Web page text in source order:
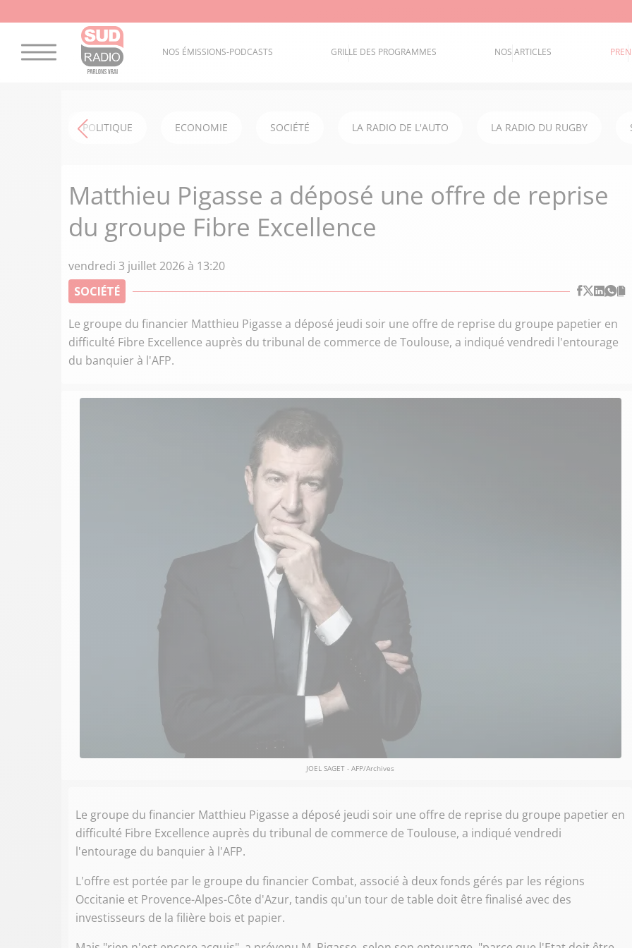
NOS ÉMISSIONS-PODCASTS GRILLE DES PROGRAMMES NOS ARTICLES
POLITIQUE ECONOMIE SOCIÉTÉ LA RADIO DE L'AUTO LA RADIO DU RUGBY
Matthieu Pigasse a déposé une offre de reprise
du groupe Fibre Excellence
vendredi 3 juillet 2026 à 13:20
SOCIÉTÉ
Le groupe du financier Matthieu Pigasse a déposé jeudi soir une offre de reprise du groupe papetier en
difficulté Fibre Excellence auprès du tribunal de commerce de Toulouse, a indiqué vendredi l'entourage
du banquier à l'AFP.
JOEL SAGET - AFP/Archives
Le groupe du financier Matthieu Pigasse a déposé jeudi soir une offre de reprise du groupe papetier en
difficulté Fibre Excellence auprès du tribunal de commerce de Toulouse, a indiqué vendredi
l'entourage du banquier à l'AFP.
L'offre est portée par le groupe du financier Combat, associé à deux fonds gérés par les régions
Occitanie et Provence-Alpes-Côte d'Azur, tandis qu'un tour de table doit être finalisé avec des
investisseurs de la filière bois et papier.